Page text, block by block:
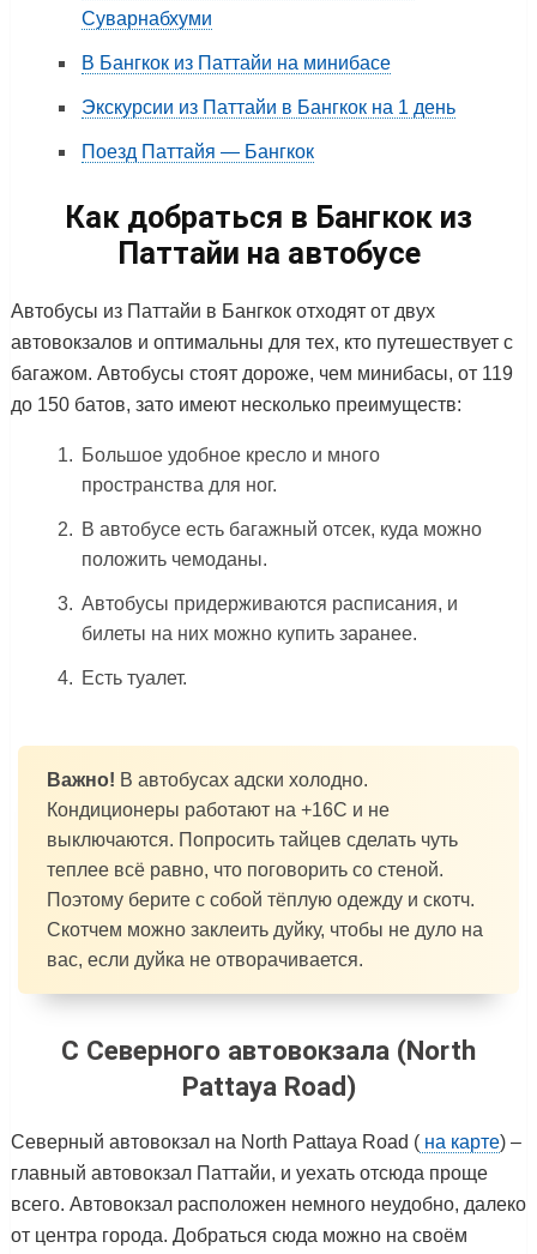
Суварнабхуми
В Бангкок из Паттайи на минибасе
Экскурсии из Паттайи в Бангкок на 1 день
Поезд Паттайя — Бангкок
Как добраться в Бангкок из
Паттайи на автобусе
Автобусы из Паттайи в Бангкок отходят от двух
автовокзалов и оптимальны для тех, кто путешествует с
багажом. Автобусы стоят дороже, чем минибасы, от 119
до 150 батов, зато имеют несколько преимуществ:
Большое удобное кресло и много
пространства для ног.
В автобусе есть багажный отсек, куда можно
положить чемоданы.
Автобусы придерживаются расписания, и
билеты на них можно купить заранее.
Есть туалет.
Важно! В автобусах адски холодно.
Кондиционеры работают на +16С и не
выключаются. Попросить тайцев сделать чуть
теплее всё равно, что поговорить со стеной.
Поэтому берите с собой тёплую одежду и скотч.
Скотчем можно заклеить дуйку, чтобы не дуло на
вас, если дуйка не отворачивается.
С Северного автовокзала (North
Pattaya Road)
Северный автовокзал на North Pattaya Road ( на карте) –
главный автовокзал Паттайи, и уехать отсюда проще
всего. Автовокзал расположен немного неудобно, далеко
от центра города. Добраться сюда можно на своём